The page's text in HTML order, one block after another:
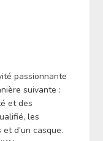
passionnante
suivante :
et des
les
d’un casque.